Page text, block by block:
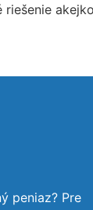
riešenie
peniaz? Pre